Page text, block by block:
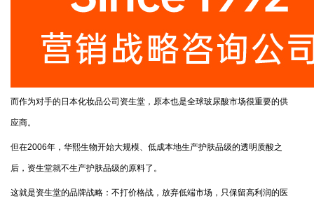
而作为对手的日本化妆品公司资生堂，原本也是全球玻尿酸市场很重要的供
应商。
但在2006年，华熙生物开始大规模、低成本地生产护肤品级的透明质酸之
后，资生堂就不生产护肤品级的原料了。
这就是资生堂的品牌战略：不打价格战，放弃低端市场，只保留高利润的医